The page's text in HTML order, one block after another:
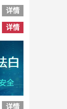
详情
详情